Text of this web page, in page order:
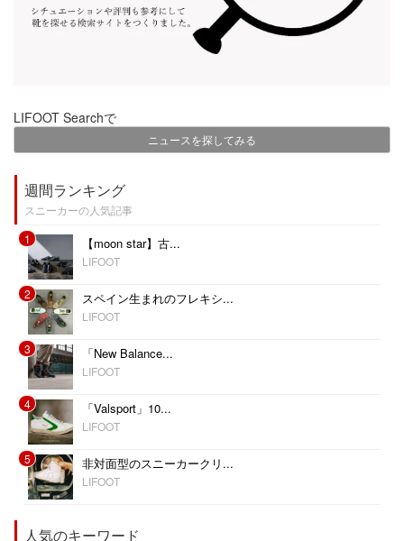
LIFOOT Searchで
ニュースを探してみる
週間ランキング
スニーカーの人気記事
1
【moon star】古...
LIFOOT
2 スペイン生まれのフレキシ...
LIFOOT
3 「New Balance...
LIFOOT
4 「Valsport」10...
LIFOOT
5 非対面型のスニーカークリ...
LIFOOT
人気のキーワード